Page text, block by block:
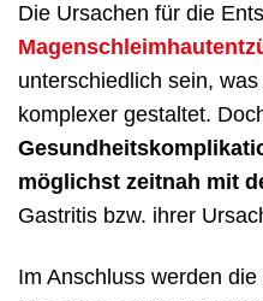
Die Ursachen für die
unterschiedlich sein, was
komplexer gestaltet.
möglichst zeitnah mit
Gastritis bzw. ihrer
Im Anschluss werden